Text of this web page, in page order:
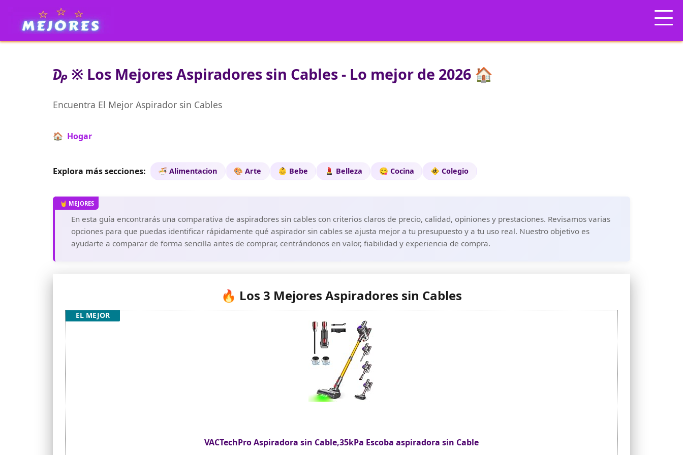
₯ ※ Los Mejores Aspiradores sin Cables - Lo mejor de 2026 🏠
Encuentra El Mejor Aspirador sin Cables
🏠 Hogar
Explora más secciones: 🍜 Alimentacion 🎨 Arte 👶 Bebe 💄 Belleza 😋 Cocina 🚸 Colegio
En esta guía encontrarás una comparativa de aspiradores sin cables con criterios claros de precio, calidad, opiniones y prestaciones. Revisamos varias
opciones para que puedas identificar rápidamente qué aspirador sin cables se ajusta mejor a tu presupuesto y a tu uso real. Nuestro objetivo es
ayudarte a comparar de forma sencilla antes de comprar, centrándonos en valor, fiabilidad y experiencia de compra.
🔥 Los 3 Mejores Aspiradores sin Cables
VACTechPro Aspiradora sin Cable,35kPa Escoba aspiradora sin Cable
EL MEJOR